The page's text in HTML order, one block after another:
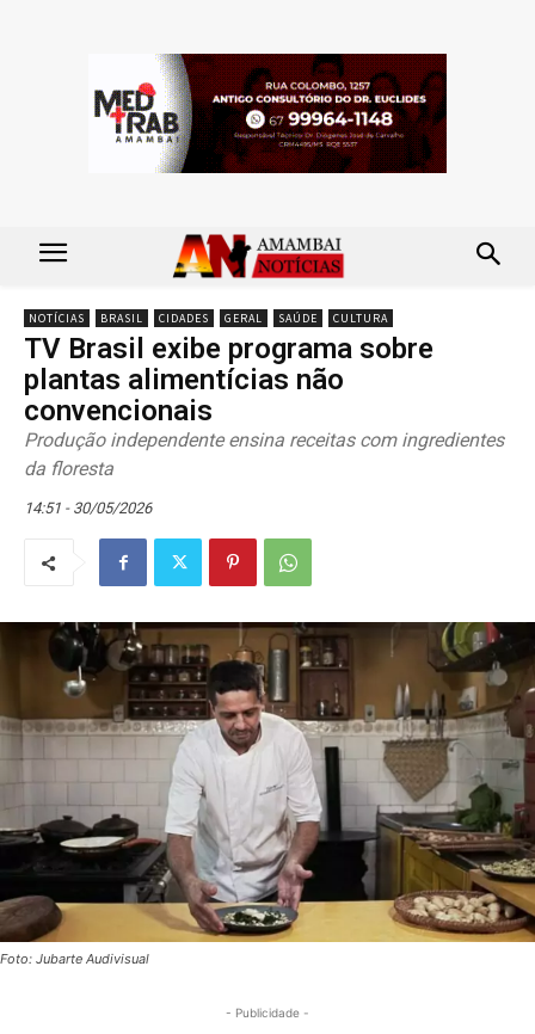
NOTÍCIAS BRASIL CIDADES GERAL SAÚDE CULTURA
TV Brasil exibe programa sobre
plantas alimentícias não
convencionais
Produção independente ensina receitas com ingredientes
da floresta
14:51 - 30/05/2026
Foto: Jubarte Audivisual
- Publicidade -